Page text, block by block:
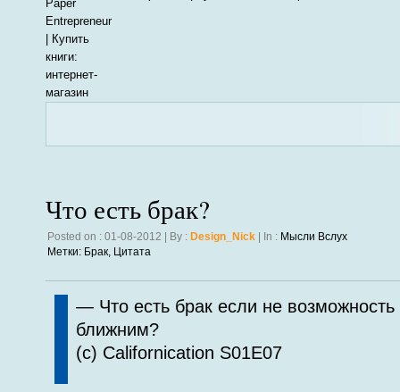
Что есть брак?
Posted on : 01-08-2012 | By : Design_Nick | In : Мысли Вслух
Метки: Брак, Цитата
— Что есть брак если не возможность
ближним?
(c) Californication S01E07